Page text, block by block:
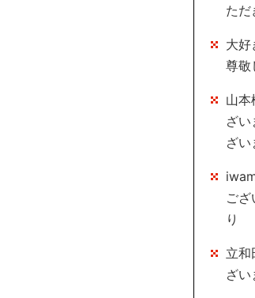
ただ
大好
尊敬
山本
ざ
ざ
ご
り
立和
ざ